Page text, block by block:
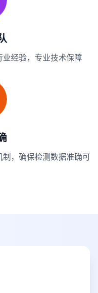
经验，专业技术保障
，确保检测数据准确可